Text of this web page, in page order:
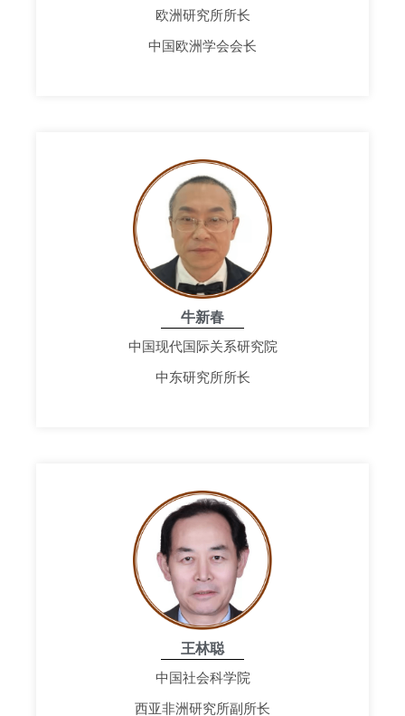
欧洲研究所所长
中国欧洲学会会长
牛新春
中国现代国际关系研究院
中东研究所所长
王林聪
中国社会科学院
西亚非洲研究所副所长